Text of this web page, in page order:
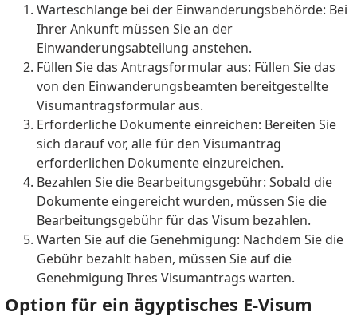
Warteschlange bei der Einwanderungsbehörde: Bei
Ihrer Ankunft müssen Sie an der
Einwanderungsabteilung anstehen.
Füllen Sie das Antragsformular aus: Füllen Sie das
von den Einwanderungsbeamten bereitgestellte
Visumantragsformular aus.
Erforderliche Dokumente einreichen: Bereiten Sie
sich darauf vor, alle für den Visumantrag
erforderlichen Dokumente einzureichen.
Bezahlen Sie die Bearbeitungsgebühr: Sobald die
Dokumente eingereicht wurden, müssen Sie die
Bearbeitungsgebühr für das Visum bezahlen.
Warten Sie auf die Genehmigung: Nachdem Sie die
Gebühr bezahlt haben, müssen Sie auf die
Genehmigung Ihres Visumantrags warten.
Option für ein ägyptisches E-Visum